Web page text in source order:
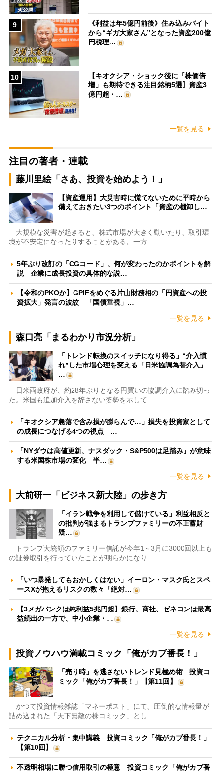
9
《利益は年5億円前後》住み込みバイト
から“ギガ大家さん”となった資産200億
円税理…
10
【キオクシア・ショック後に「株価倍
増」も期待できる注目銘柄5選】資産3
億円超・…
一覧を見る
注目の著者・連載
藤川里絵「さあ、投資を始めよう！」
【資産運用】大災害時に慌てないために平時から
備えておきたい3つのポイント「資産の棚卸し…
大規模な災害が起きると、株式市場が大きく動いたり、取引環
境が不安定になったりすることがある。一方…
5年ぶり改訂の「CGコード」、何が変わったのかポイントを解
説 企業に成長投資の具体的な説…
【令和のPKOか】GPIFをめぐる片山財務相の「円資産への投
資拡大」発言の波紋 「国債重視」…
一覧を見る
森口亮「まるわかり市況分析」
「トレンド転換のスイッチになり得る」“介入慣
れ”した市場心理を変える「日米協調為替介入」
…
日米両政府が、約28年ぶりとなる円買いの協調介入に踏み切っ
た。米国も追加介入を辞さない姿勢を示して…
「キオクシア急落で含み損が膨らんで…」損失を投資家として
の成長につなげる4つの視点 …
「NYダウは高値更新、ナスダック・S&P500は足踏み」が意味
する米国株市場の変化 半…
一覧を見る
大前研一「ビジネス新大陸」の歩き方
「イラン戦争を利用して儲けている」利益相反と
の批判が強まるトランプファミリーの不正蓄財
疑…
トランプ大統領のファミリー信託が今年1～3月に3000回以上も
の証券取引を行っていたことが明らかになり…
「いつ暴発してもおかしくはない」イーロン・マスク氏とスペ
ースXが抱えるリスクの数々「絶対…
【3メガバンクは純利益5兆円超】銀行、商社、ゼネコンは最高
益続出の一方で、中小企業・…
一覧を見る
投資ノウハウ満載コミック「俺がカブ番長！」
「売り時」を逃さないトレンド見極め術 投資コ
ミック「俺がカブ番長！」【第11回】
かつて投資情報雑誌「マネーポスト」にて、圧倒的な情報量が
詰め込まれた「天下無敵の株コミック」とし…
テクニカル分析・集中講義 投資コミック「俺がカブ番長！」
【第10回】
不透明相場に勝つ信用取引の極意 投資コミック「俺がカブ番